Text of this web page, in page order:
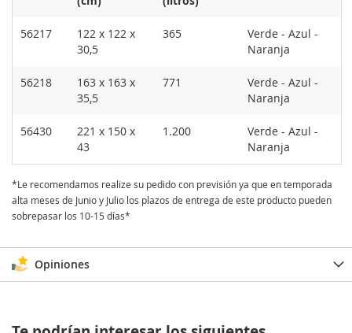
56217
122 x 122 x
30,5
365
Verde - Azul -
Naranja
56218
163 x 163 x
35,5
771
Verde - Azul -
Naranja
56430
221 x 150 x
43
1.200
Verde - Azul -
Naranja
*Le recomendamos realize su pedido con previsión ya que en temporada
alta meses de Junio y Julio los plazos de entrega de este producto pueden
sobrepasar los 10-15 días*
Opiniones